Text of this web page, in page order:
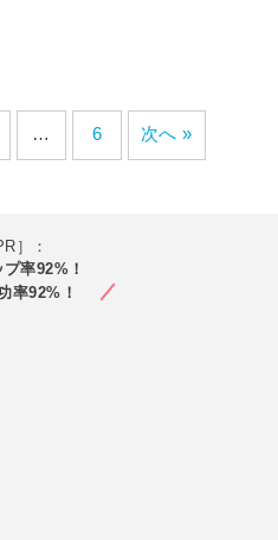
… 6 次へ »
］：
率92%！
率92%！